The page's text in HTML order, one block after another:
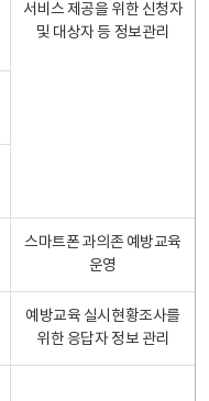
서비스 제공을 위한 신청자
및 대상자 등 정보관리
스마트폰 과의존 예방교육
운영
예방교육 실시현황조사를
위한 응답자 정보 관리